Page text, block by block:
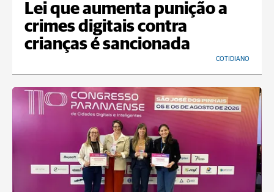
Lei que aumenta punição a
crimes digitais contra
crianças é sancionada
COTIDIANO